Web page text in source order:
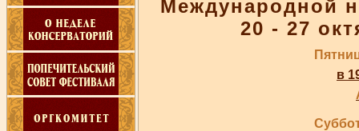
Международной
20 - 27
в